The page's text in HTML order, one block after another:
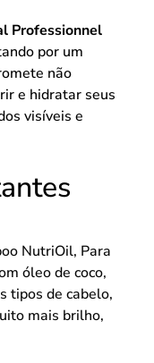
Professionnel
por um
não
e hidratar seus
visíveis e